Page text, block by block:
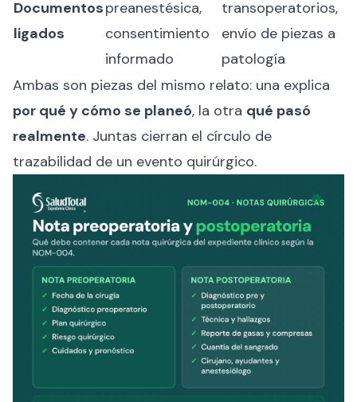
Documentos
ligados
preanestésica,
consentimiento
informado
transoperatorios,
envío de piezas a
patología
Ambas son piezas del mismo relato: una explica
por qué y cómo se planeó, la otra qué pasó
realmente. Juntas cierran el círculo de
trazabilidad de un evento quirúrgico.